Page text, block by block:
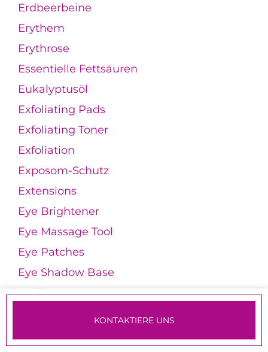
Erdbeerbeine
Erythem
Erythrose
Essentielle Fettsäuren
Eukalyptusöl
Exfoliating Pads
Exfoliating Toner
Exfoliation
Exposom-Schutz
Extensions
Eye Brightener
Eye Massage Tool
Eye Patches
Eye Shadow Base
Eyeliner
F TERMINE & ANMELDUNG
KONTAKTIERE UNS